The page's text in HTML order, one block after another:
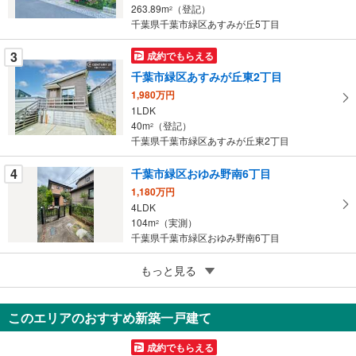
ジ
に
保
存
す
る
263.89m2
（登記）
千葉県千葉市緑区あすみが丘5丁目
3 成約でもらえる
千葉市緑区あすみが丘東2丁目
1,980万円
1LDK
40m2
（登記）
千葉県千葉市緑区あすみが丘東2丁目
4 千葉市緑区おゆみ野南6丁目
1,180万円
4LDK
104m2
（実測）
千葉県千葉市緑区おゆみ野南6丁目
成約でもらえる
千葉市緑区あすみが丘5丁目
7,480万円
5SLDK
275.02m2（登記）
もっと見る
このエリアのおすすめ新築一戸建て
成約でもらえる